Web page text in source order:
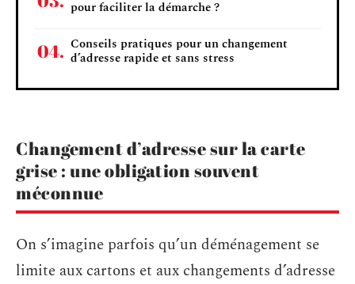
pour faciliter la démarche ?
Conseils pratiques pour un changement
d’adresse rapide et sans stress
Changement d’adresse sur la carte
grise : une obligation souvent
méconnue
On s’imagine parfois qu’un déménagement se
limite aux cartons et aux changements d’adresse